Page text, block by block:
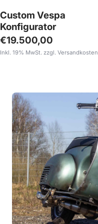
Custom Vespa
Konfigurator
Angebotspreis
€19.500,00
Inkl. 19% MwSt. zzgl. Versandkosten